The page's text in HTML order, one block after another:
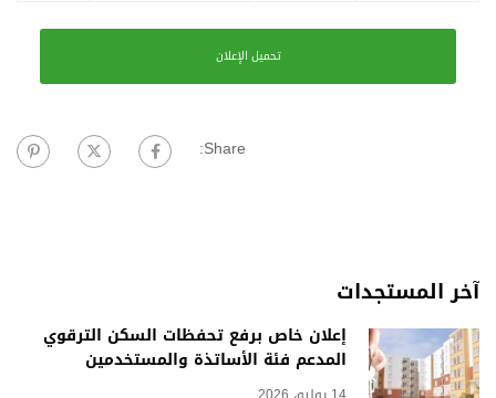
تحميل الإعلان
Share:
آخر المستجدات
إعلان خاص برفع تحفظات السكن الترقوي
المدعم فئة الأساتذة والمستخدمين